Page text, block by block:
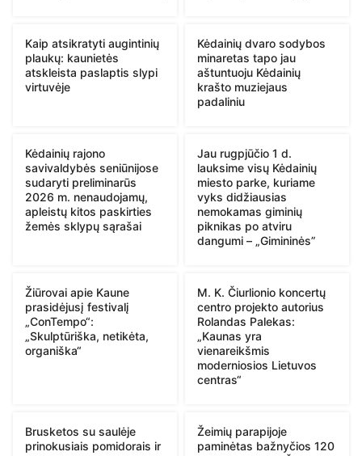
Kaip atsikratyti augintinių
plaukų: kaunietės
atskleista paslaptis slypi
virtuvėje
Kėdainių dvaro sodybos
minaretas tapo jau
aštuntuoju Kėdainių
krašto muziejaus
padaliniu
Kėdainių rajono
savivaldybės seniūnijose
sudaryti preliminarūs
2026 m. nenaudojamų,
apleistų kitos paskirties
žemės sklypų sąrašai
Jau rugpjūčio 1 d.
lauksime visų Kėdainių
miesto parke, kuriame
vyks didžiausias
nemokamas giminių
piknikas po atviru
dangumi – „Gimininės”
Žiūrovai apie Kaune
prasidėjusį festivalį
„ConTempo“:
„Skulptūriška, netikėta,
organiška“
M. K. Čiurlionio koncertų
centro projekto autorius
Rolandas Palekas:
„Kaunas yra
vienareikšmis
moderniosios Lietuvos
centras“
Brusketos su saulėje
prinokusiais pomidorais ir
Žeimių parapijoje
paminėtas bažnyčios 120